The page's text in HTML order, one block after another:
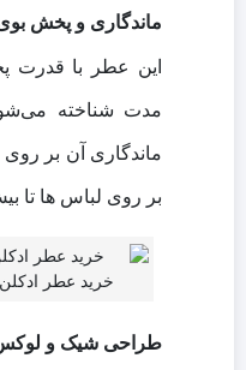
ماندگاری و پخش
این عطر با قدرت
مدت شناخته
بر روی لباس‌ ها تا
خرید عطر ادکلن
طراحی شیک و